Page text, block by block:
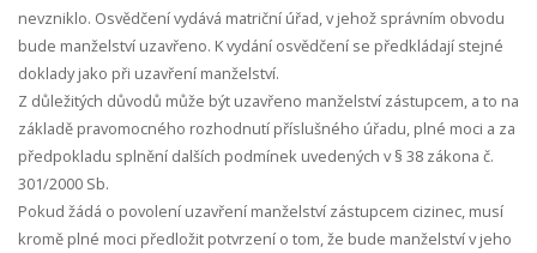
nevzniklo. Osvědčení vydává matriční úřad, v jehož správním obvodu
bude manželství uzavřeno. K vydání osvědčení se předkládají stejné
doklady jako při uzavření manželství.
Z důležitých důvodů může být uzavřeno manželství zástupcem, a to na
základě pravomocného rozhodnutí příslušného úřadu, plné moci a za
předpokladu splnění dalších podmínek uvedených v § 38 zákona č.
301/2000 Sb.
Pokud žádá o povolení uzavření manželství zástupcem cizinec, musí
kromě plné moci předložit potvrzení o tom, že bude manželství v jeho